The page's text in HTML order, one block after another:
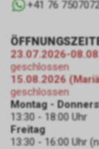
+41 76
23.07.2026-
geschlossen
15.08.2026
geschlossen
Montag -
13:30 - 18:00 Uhr
Freitag
13:30 - 16:00 Uhr